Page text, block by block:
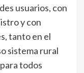
usuarios, con
y con
tanto en el
sistema rural
todos